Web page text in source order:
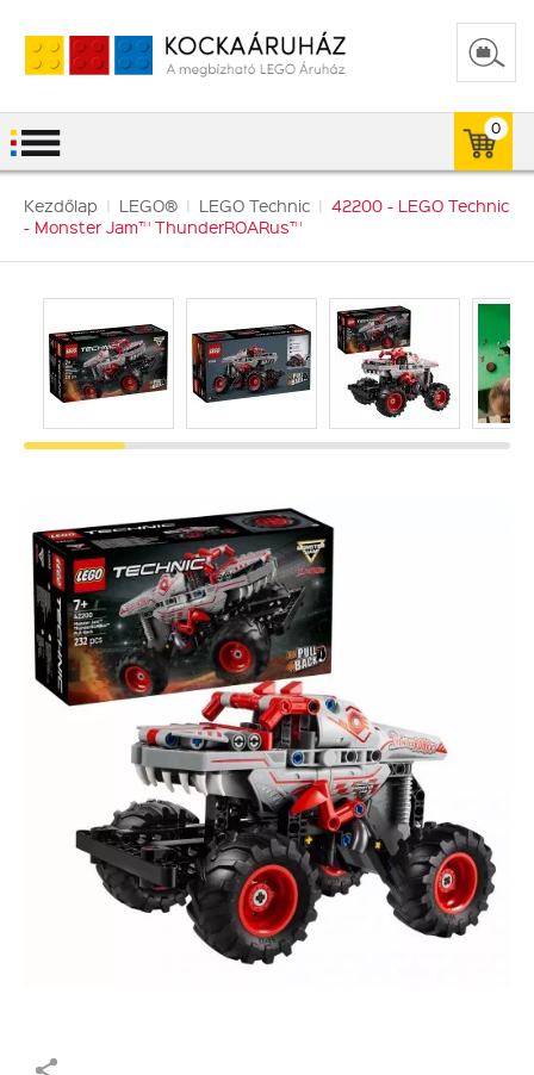
0
Kezdőlap | LEGO® | LEGO Technic | 42200 - LEGO Technic
- Monster Jam™ ThunderROARus™